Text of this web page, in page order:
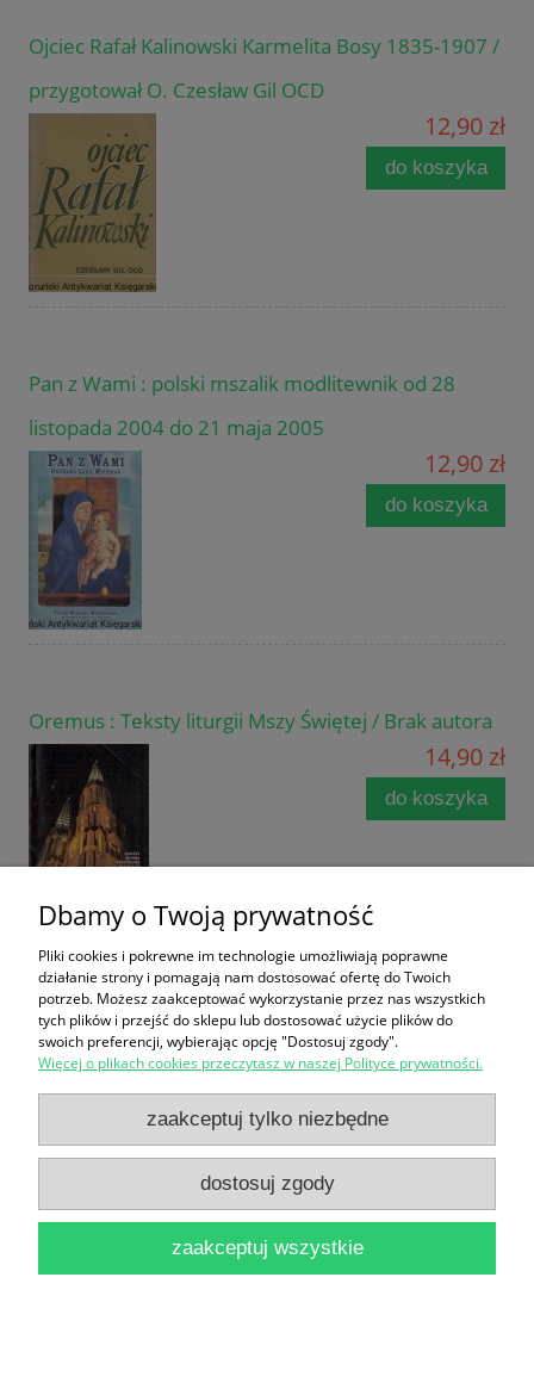
Ojciec Rafał Kalinowski Karmelita Bosy 1835-1907 /
przygotował O. Czesław Gil OCD
12,90 zł
do koszyka
Pan z Wami : polski mszalik modlitewnik od 28
listopada 2004 do 21 maja 2005
12,90 zł
do koszyka
Oremus : Teksty liturgii Mszy Świętej / Brak autora
14,90 zł
do koszyka
Moje niepokalane serce zwycięży / Grzegorz
Gałązka
12,90 zł
Dbamy o Twoją prywatność
Pliki cookies i pokrewne im technologie umożliwiają poprawne
działanie strony i pomagają nam dostosować ofertę do Twoich
potrzeb. Możesz zaakceptować wykorzystanie przez nas wszystkich
tych plików i przejść do sklepu lub dostosować użycie plików do
swoich preferencji, wybierając opcję "Dostosuj zgody".
Więcej o plikach cookies przeczytasz w naszej Polityce prywatności.
zaakceptuj tylko niezbędne
dostosuj zgody
zaakceptuj wszystkie